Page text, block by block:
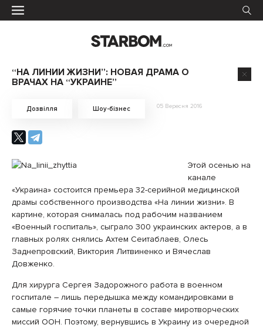
“НА ЛИНИИ ЖИЗНИ”: НОВАЯ ДРАМА О
ВРАЧАХ НА “УКРАИНЕ”
Дозвілля Шоу-бізнес 05 Вересня 2016
Этой осенью на
канале
«Украина» состоится премьера 32-серийной медицинской
драмы собственного производства «На линии жизни». В
картине, которая снималась под рабочим названием
«Военный госпиталь», сыграло 300 украинских актеров, а в
главных ролях снялись Ахтем Сеитаблаев, Олесь
Заднепровский, Виктория Литвиненко и Вячеслав
Довженко.
Для хирурга Сергея Задорожного работа в военном
госпитале – лишь передышка между командировками в
самые горячие точки планеты в составе миротворческих
миссий ООН. Поэтому, вернувшись в Украину из очередной